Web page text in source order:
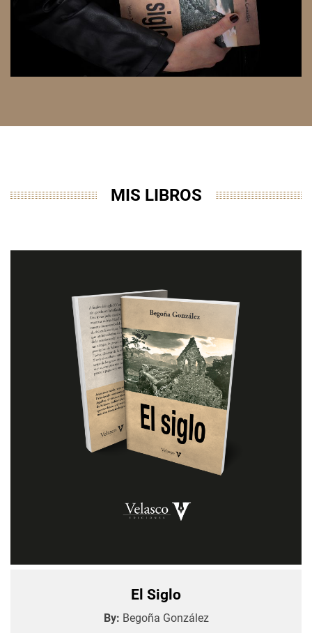
MIS LIBROS
El Siglo
By: Begoña González